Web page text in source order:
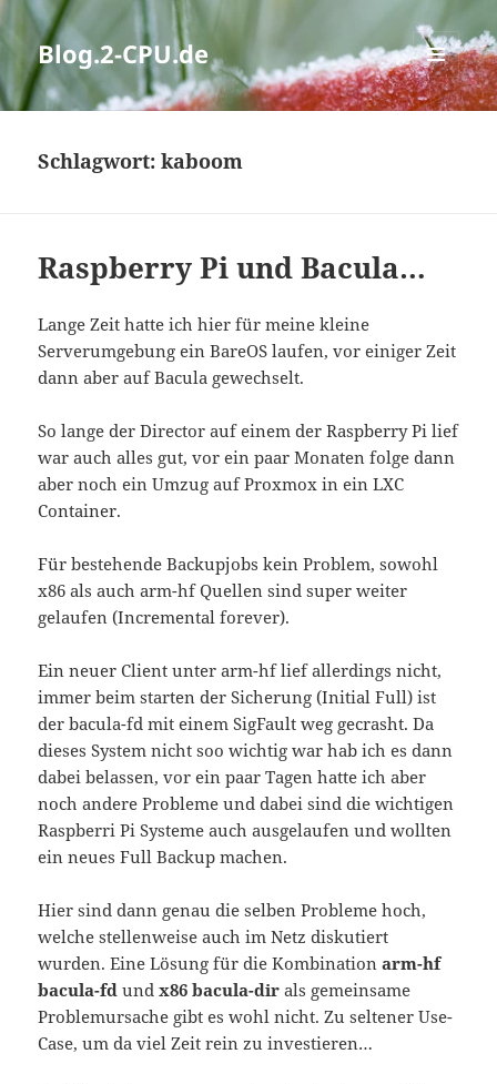
Blog.2-CPU.de
MENÜ
UND
Schlagwort:kaboom
Raspberry Pi und Bacula…
Lange Zeit hatte ich hier für meine kleine
Serverumgebung ein BareOS laufen, vor einiger Zeit
dann aber auf Bacula gewechselt.
So lange der Director auf einem der Raspberry Pi lief
war auch alles gut, vor ein paar Monaten folge dann
aber noch ein Umzug auf Proxmox in ein LXC
Container.
Für bestehende Backupjobs kein Problem, sowohl
x86 als auch arm-hf Quellen sind super weiter
gelaufen (Incremental forever).
Ein neuer Client unter arm-hf lief allerdings nicht,
immer beim starten der Sicherung (Initial Full) ist
der bacula-fd mit einem SigFault weg gecrasht. Da
dieses System nicht soo wichtig war hab ich es dann
dabei belassen, vor ein paar Tagen hatte ich aber
noch andere Probleme und dabei sind die wichtigen
Raspberri Pi Systeme auch ausgelaufen und wollten
ein neues Full Backup machen.
Hier sind dann genau die selben Probleme hoch,
welche stellenweise auch im Netz diskutiert
wurden. Eine Lösung für die Kombinationarm-hf
bacula-fd undx86 bacula-dir als gemeinsame
Problemursache gibt es wohl nicht. Zu seltener Use-
Case, um da viel Zeit rein zu investieren…